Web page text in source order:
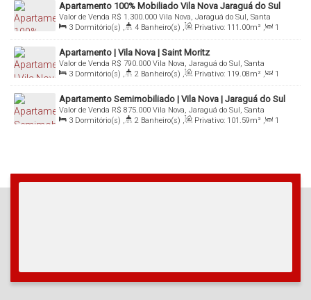
Apartamento 100% Mobiliado Vila Nova Jaraguá do Sul
R$ 1.300.000
Valor de Venda
Vila Nova, Jaraguá do Sul, Santa
Catarina, Brasil
3 Dormitório(s) , 4 Banheiro(s) , Privativo: 111 .00m² ,
1
Sala(s) , 3 Suíte(s) , 2 Vaga(s)
Apartamento | Vila Nova | Saint Moritz
R$ 790.000
Valor de Venda
Vila Nova, Jaraguá do Sul, Santa
Catarina, Brasil
3 Dormitório(s) , 2 Banheiro(s) , Privativo: 119.08m² ,
1
Sala(s) , 1 Suíte(s) , Total: 166.50m² , 2 Vaga(s)
Apartamento Semimobiliado | Vila Nova | Jaraguá do Sul
R$ 875.000
Valor de Venda
Vila Nova, Jaraguá do Sul, Santa
Catarina, Brasil
3 Dormitório(s) , 2 Banheiro(s) , Privativo: 101 .59m² ,
1